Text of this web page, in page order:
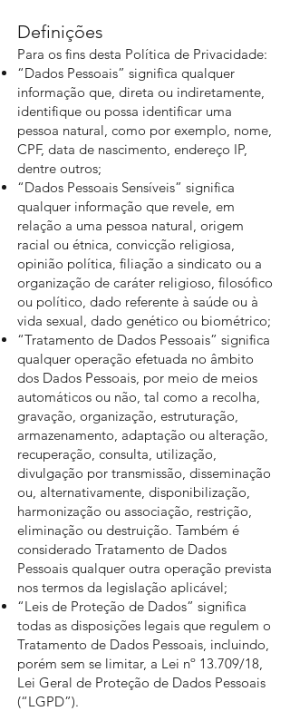
Definições
Para os fins desta Política de Privacidade:
“Dados Pessoais” significa qualquer
informação que, direta ou indiretamente,
identifique ou possa identificar uma
pessoa natural, como por exemplo, nome,
CPF, data de nascimento, endereço IP,
dentre outros;
“Dados Pessoais Sensíveis” significa
qualquer informação que revele, em
relação a uma pessoa natural, origem
racial ou étnica, convicção religiosa,
opinião política, filiação a sindicato ou a
organização de caráter religioso, filosófico
ou político, dado referente à saúde ou à
vida sexual, dado genético ou biométrico;
“Tratamento de Dados Pessoais” significa
qualquer operação efetuada no âmbito
dos Dados Pessoais, por meio de meios
automáticos ou não, tal como a recolha,
gravação, organização, estruturação,
armazenamento, adaptação ou alteração,
recuperação, consulta, utilização,
divulgação por transmissão, disseminação
ou, alternativamente, disponibilização,
harmonização ou associação, restrição,
eliminação ou destruição. Também é
considerado Tratamento de Dados
Pessoais qualquer outra operação prevista
nos termos da legislação aplicável;
“Leis de Proteção de Dados” significa
todas as disposições legais que regulem o
Tratamento de Dados Pessoais, incluindo,
porém sem se limitar, a Lei nº 13.709/18,
Lei Geral de Proteção de Dados Pessoais
(“LGPD”).